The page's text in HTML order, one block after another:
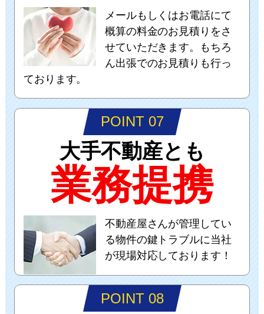
メールもしくはお電話にて
概算の料金のお見積りをさ
せていただきます。もちろ
ん出張でのお見積りも行っ
ております。
POINT 07
大手不動産とも
業務提携
不動産屋さんが管理してい
る物件の鍵トラブルに当社
が現場対応しております！
POINT 08